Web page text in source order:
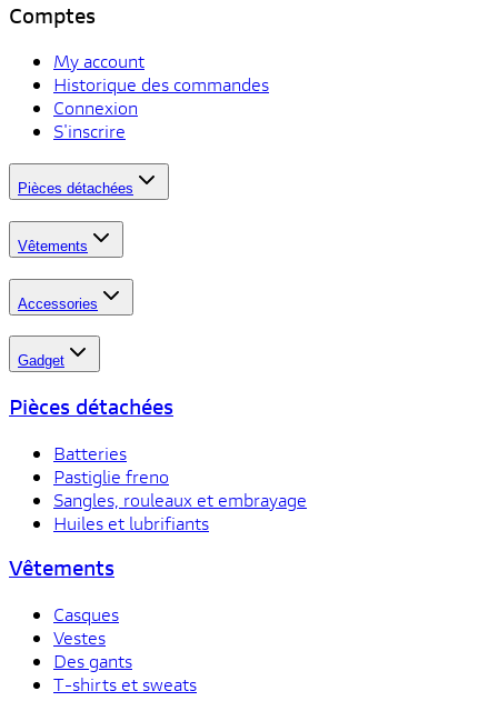
Comptes
My account
Historique des commandes
Connexion
S'inscrire
Pièces détachées
Vêtements
Accessories
Gadget
Pièces détachées
Batteries
Pastiglie freno
Sangles, rouleaux et embrayage
Huiles et lubrifiants
Vêtements
Casques
Vestes
Des gants
T-shirts et sweats